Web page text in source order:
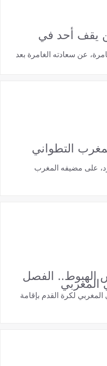
يقف أحد في
عن سعادته الغامرة بعد
التطواني
رد، على مضيفه المغرب
الهبوط.. الفصل
المغربي
لكرة القدم بإقامة